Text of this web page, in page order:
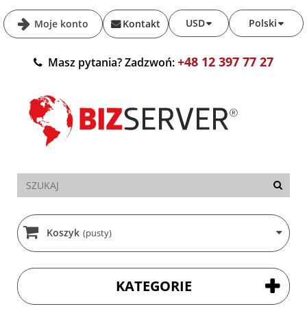
Moje konto Polski
USD
Kontakt
Masz pytania? Zadzwoń:+48 12 397 77 27
Koszyk (pusty)
KATEGORIE